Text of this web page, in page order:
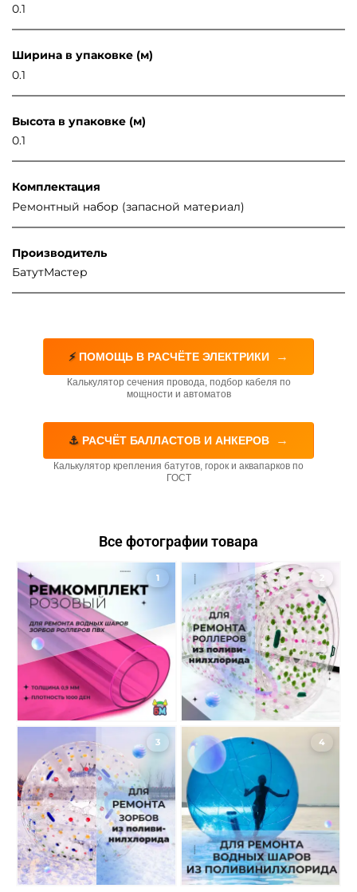
0.1
Ширина в упаковке (м)
0.1
Высота в упаковке (м)
0.1
Комплектация
Ремонтный набор (запасной материал)
Производитель
БатутМастер
⚡ ПОМОЩЬ В РАСЧЁТЕ ЭЛЕКТРИКИ →
Калькулятор сечения провода, подбор кабеля по
мощности и автоматов
⚓ РАСЧЁТ БАЛЛАСТОВ И АНКЕРОВ →
Калькулятор крепления батутов, горок и аквапарков по
ГОСТ
Все фотографии товара
1 2
3 4